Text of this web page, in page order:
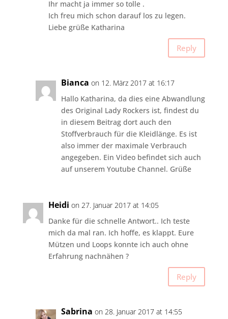
Ihr macht ja immer so tolle .
Ich freu mich schon darauf los zu legen.
Liebe grüße Katharina
Reply
Bianca on 12. März 2017 at 16:17
Hallo Katharina, da dies eine Abwandlung
des Original Lady Rockers ist, findest du
in diesem Beitrag dort auch den
Stoffverbrauch für die Kleidlänge. Es ist
also immer der maximale Verbrauch
angegeben. Ein Video befindet sich auch
auf unserem Youtube Channel. Grüße
Heidi on 27. Januar 2017 at 14:05
Danke für die schnelle Antwort.. Ich teste
mich da mal ran. Ich hoffe, es klappt. Eure
Mützen und Loops konnte ich auch ohne
Erfahrung nachnähen ?
Reply
Sabrina on 28. Januar 2017 at 14:55